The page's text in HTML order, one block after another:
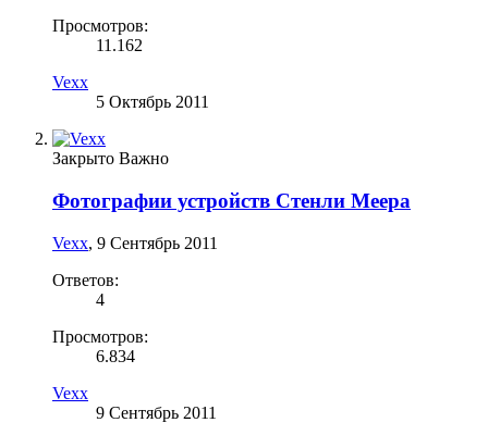
Просмотров:
11.162
Vexx
5 Октябрь 2011
Закрыто Важно
Фотографии устройств Стенли Меера
Vexx, 9 Сентябрь 2011
Ответов:
4
Просмотров:
6.834
Vexx
9 Сентябрь 2011